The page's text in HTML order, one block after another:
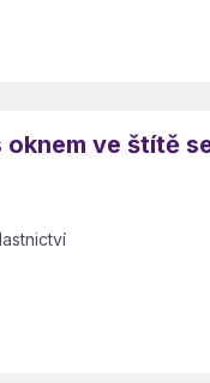
oknem ve štítě